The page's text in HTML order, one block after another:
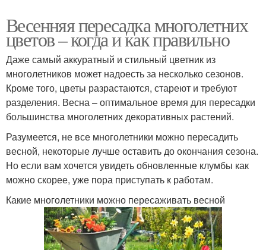
Весенняя пересадка многолетних
цветов – когда и как правильно
Даже самый аккуратный и стильный цветник из
многолетников может надоесть за несколько сезонов.
Кроме того, цветы разрастаются, стареют и требуют
разделения. Весна – оптимальное время для пересадки
большинства многолетних декоративных растений.
Разумеется, не все многолетники можно пересадить
весной, некоторые лучше оставить до окончания сезона.
Но если вам хочется увидеть обновленные клумбы как
можно скорее, уже пора приступать к работам.
Какие многолетники можно пересаживать весной